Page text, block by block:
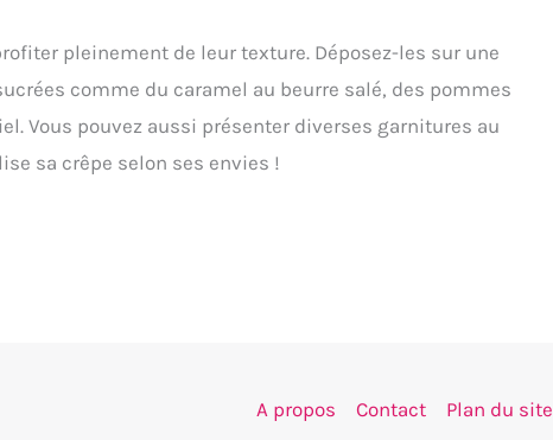
pleinement de leur texture. Déposez-les sur une
comme du caramel au beurre salé, des pommes
Vous pouvez aussi présenter diverses garnitures au
sa crêpe selon ses envies !
A propos Contact Plan du site